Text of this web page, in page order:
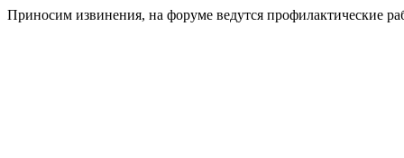
Приносим извинения, на форуме ведутся профилактические